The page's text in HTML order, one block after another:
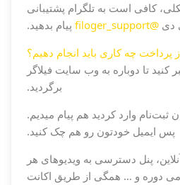
کافی است به تلگرام پشتیبانی
دی@filoger_support
پیام بدهید.
پرداخت چه کاری باید انجام دهیم؟
تا دوباره به وب سایت فیلاگر
برگردید.
ثبت‌نام وارد کردید هم پیام میدیم.
پس ایمیل خودتون رو هم چک کنید.
پنل دسترسی به ویدیوهای هر
دوره و … همگی از طریق اکانت